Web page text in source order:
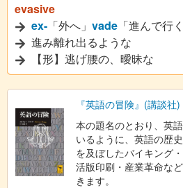
evasive
ex- 「外へ」 vade 「進んで行く
進み離れ出るような
【形】逃げ腰の、曖昧な
『英語の冒険』(講談社)
本の題名のとおり、英
いるように、英語の歴
を及ぼしたバイキング
活版印刷・産業革命な
きます。